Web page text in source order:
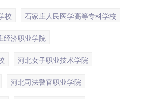
校 石家庄人民医学高等专科学校
经济职业学院
河北女子职业技术学院
河北司法警官职业学院